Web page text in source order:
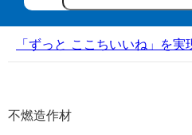
「ずっと ここちいいね」を
不燃造作材